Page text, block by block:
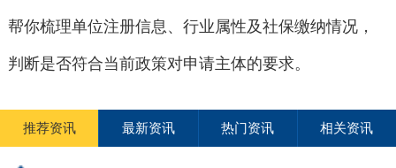
帮你梳理单位注册信息、行业属性及社保缴纳情况，
判断是否符合当前政策对申请主体的要求。
推荐资讯 最新资讯 热门资讯 相关资讯